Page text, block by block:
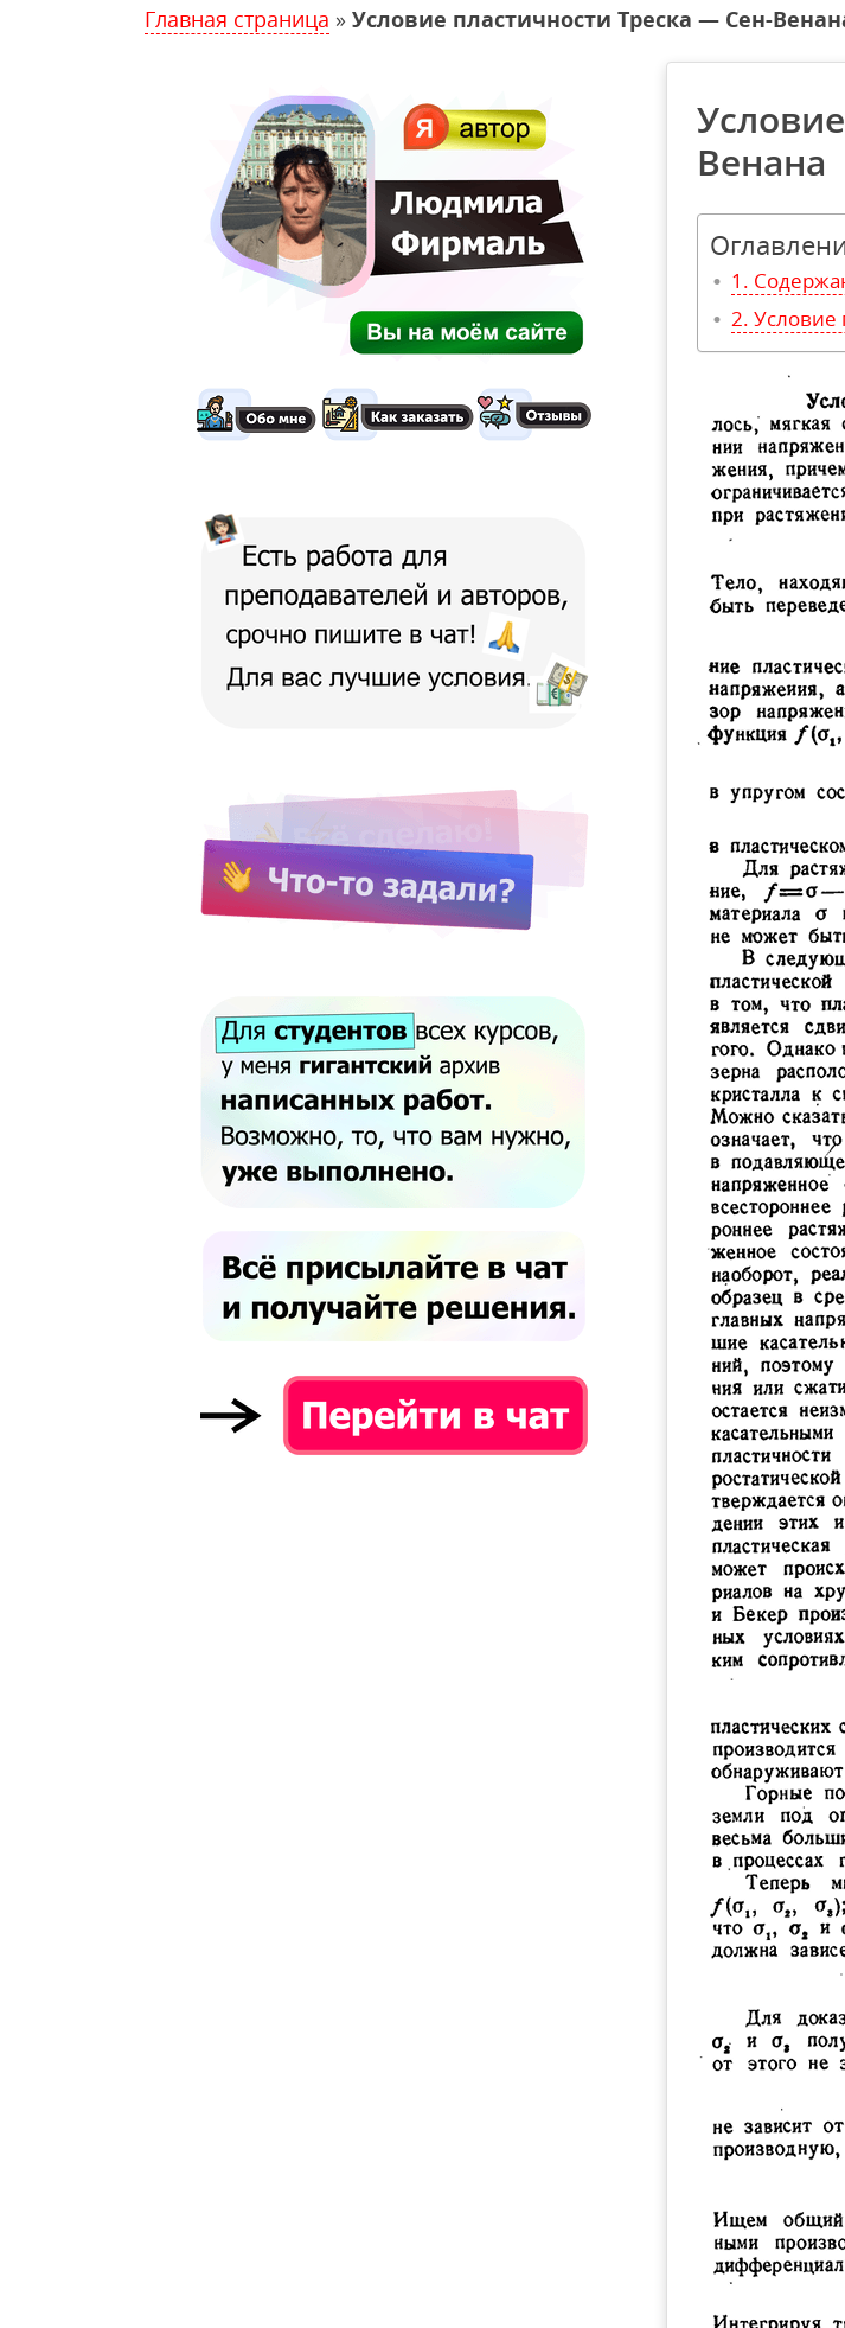
Главная страница » Условие пластичности Треска — Сен-
Венана
Условие